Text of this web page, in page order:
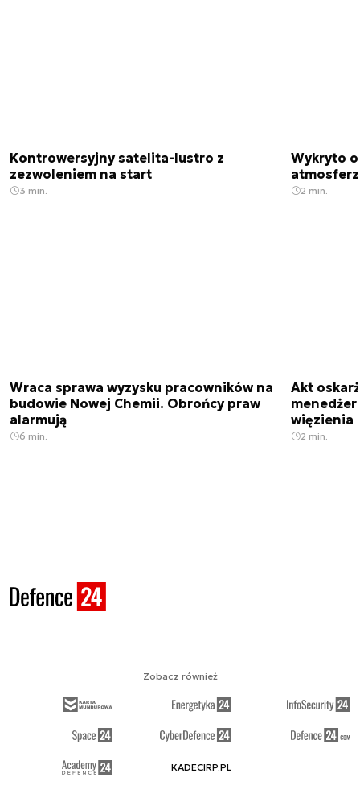
Kontrowersyjny satelita-lustro z
zezwoleniem na start
3 min.
Wykryto
2 min.
Wraca sprawa wyzysku pracowników na
budowie Nowej Chemii. Obrońcy praw
alarmują
6 min.
Akt
więzienia
2 min.
Zobacz również
KADECIRP.PL